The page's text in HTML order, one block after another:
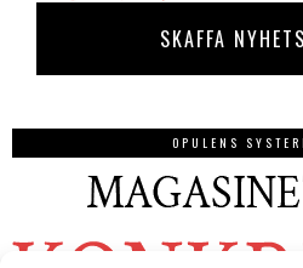
OPULENS